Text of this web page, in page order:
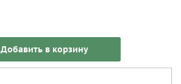
Добавить в корзину